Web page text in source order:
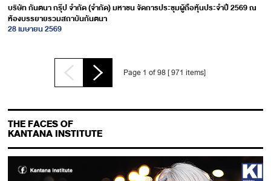
บริษัท กันตนา กรุ๊ป จำกัด (จำกัด) มหาชน จัดการประชุมผู้ถือหุ้นประจำปี 2569 ณ
ห้องบรรยายรวมสถาบันกันตนา
28 เมษายน 2569
Page 1 of 98 [ 971 items]
THE FACES OF
KANTANA INSTITUTE